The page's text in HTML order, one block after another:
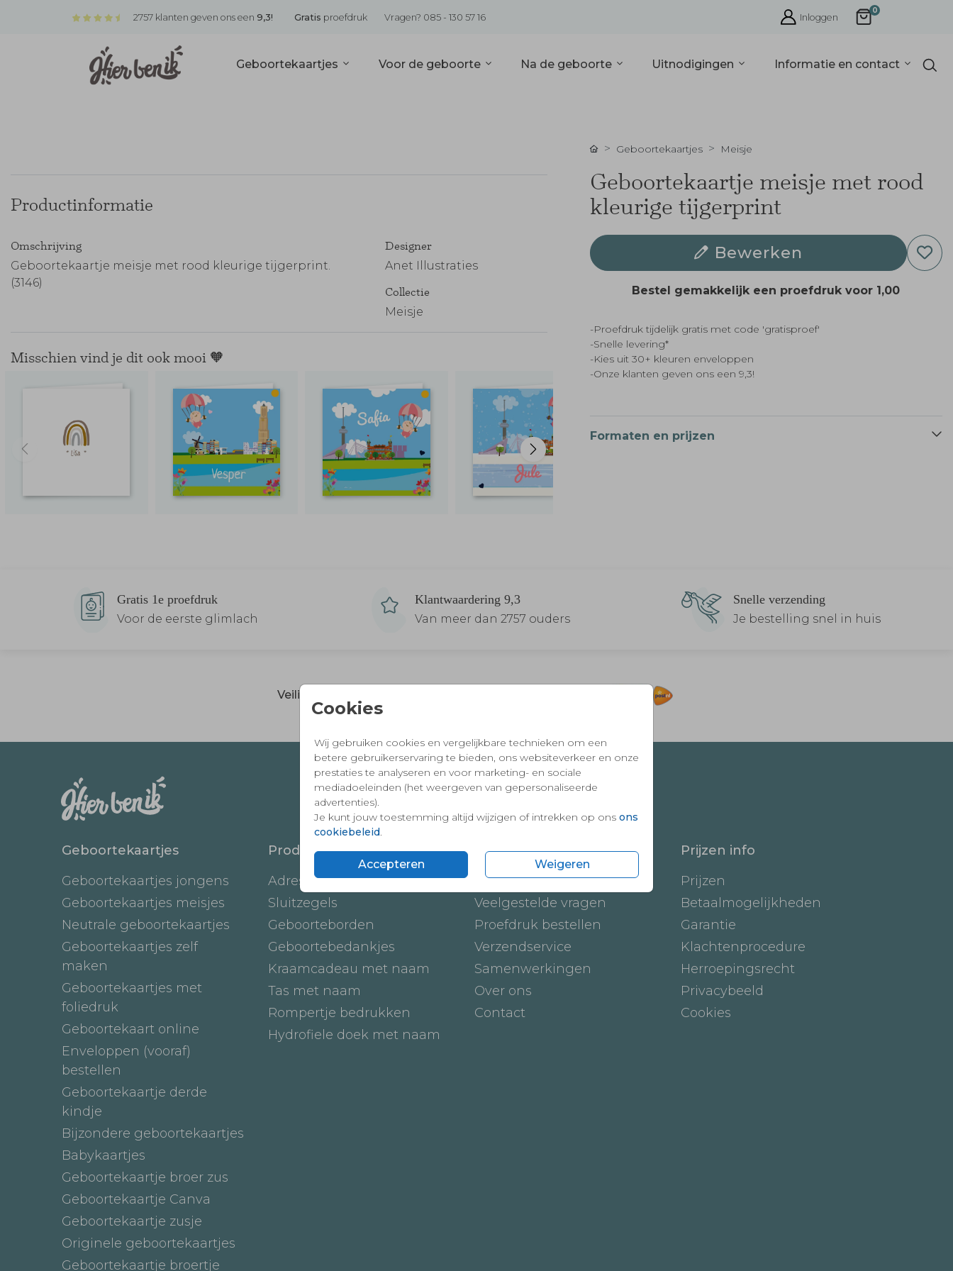
2757 klanten geven ons een 9,3! Gratis proefdruk Vragen? 085 - 130 57 16 Inloggen
0
Geboortekaartjes Voor de geboorte Na de geboorte Uitnodigingen Informatie en contact
Cookies
Wij gebruiken cookies en vergelijkbare technieken om een
betere gebruikerservaring te bieden, ons websiteverkeer en onze
prestaties te analyseren en voor marketing- en sociale
mediadoeleinden (het weergeven van gepersonaliseerde
advertenties).
Je kunt jouw toestemming altijd wijzigen of intrekken op ons ons
cookiebeleid
Accepteren Weigeren
Productinformatie
Omschrijving
Geboortekaartje meisje met rood kleurige tijgerprint.
(3146)
Designer
Anet Illustraties
Collectie
Meisje
Misschien vind je dit ook mooi 🧡
Geboortekaartjes Meisje
Geboortekaartje meisje met rood
kleurige tijgerprint
Bewerken
Bestel gemakkelijk een proefdruk voor 1,00
-Proefdruk tijdelijk gratis met code 'gratisproef'
-Snelle levering*
-Kies uit 30+ kleuren enveloppen
-Onze klanten geven ons een 9,3!
Formaten en prijzen
Gratis 1e proefdruk
Voor de eerste glimlach
Klantwaardering 9,3
Van meer dan 2757 ouders
Snelle verzending
Je bestelling snel in huis
Veilig en vertrouwd winkelen en betalen
Geboortekaartjes
Geboortekaartjes jongens
Geboortekaartjes meisjes
Neutrale geboortekaartjes
Geboortekaartjes zelf
maken
Geboortekaartjes met
foliedruk
Geboortekaart online
Enveloppen (vooraf)
bestellen
Geboortekaartje derde
kindje
Bijzondere geboortekaartjes
Babykaartjes
Geboortekaartje broer zus
Geboortekaartje Canva
Geboortekaartje zusje
Originele geboortekaartjes
Geboortekaartje broertje
Producten
Adresstickers
Sluitzegels
Geboorteborden
Geboortebedankjes
Kraamcadeau met naam
Tas met naam
Rompertje bedrukken
Hydrofiele doek met naam
Onze service
Hoe werkt het
Veelgestelde vragen
Proefdruk bestellen
Verzendservice
Samenwerkingen
Over ons
Contact
Prijzen info
Prijzen
Betaalmogelijkheden
Garantie
Klachtenprocedure
Herroepingsrecht
Privacybeeld
Cookies